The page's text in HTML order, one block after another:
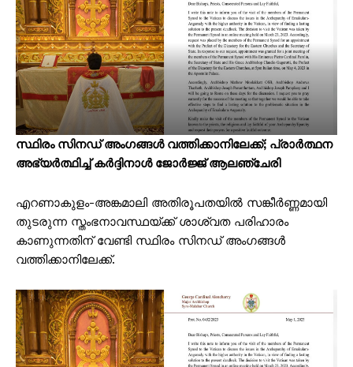
സ്ഥിരം സിനഡ് അംഗങ്ങൾ വത്തിക്കാനിലേക്ക്; പ്രാര്‍ത്ഥന
അഭ്യര്‍ത്ഥിച്ച് കര്‍ദ്ദിനാള്‍ ജോര്‍ജ്ജ് ആലഞ്ചേരി
എറണാകുളം-അങ്കമാലി അതിരൂപതയില്‍ സങ്കീര്‍ണ്ണമായി
തുടരുന്ന സ്തംഭനാവസ്ഥയ്ക്ക് ശാശ്വത പരിഹാരം
കാണുന്നതിന് വേണ്ടി സ്ഥിരം സിനഡ് അംഗങ്ങൾ
വത്തിക്കാനിലേക്ക്.